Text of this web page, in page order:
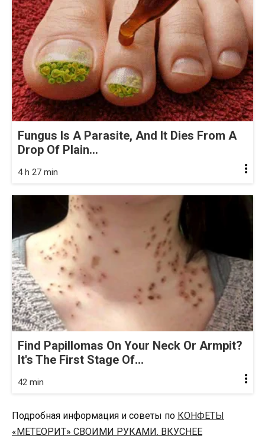
Fungus Is A Parasite, And It Dies From A
Drop Of Plain...
4 h 27 min
Find Papillomas On Your Neck Or Armpit?
It's The First Stage Of...
42 min
Подробная информация и советы по КОНФЕТЫ
«МЕТЕОРИТ» СВОИМИ РУКАМИ. ВКУСНЕЕ